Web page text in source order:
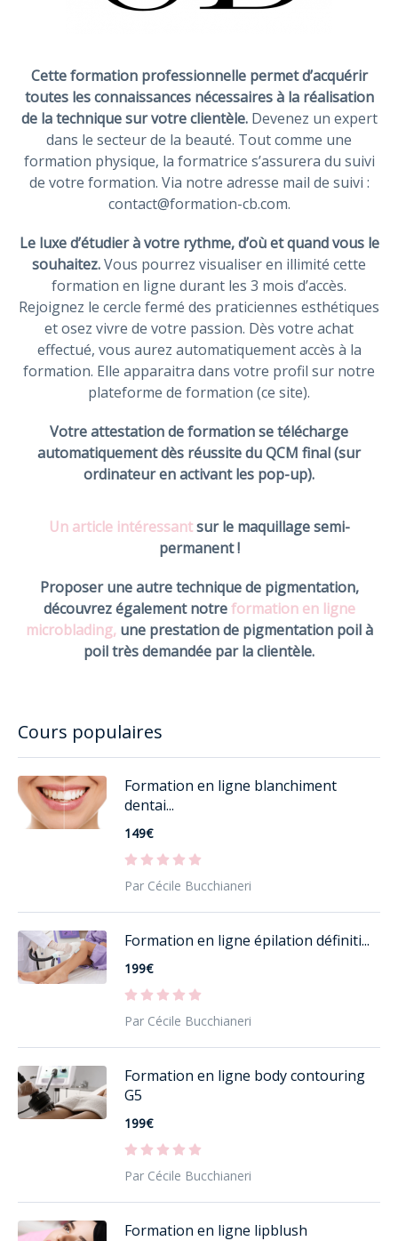
Cette formation professionnelle permet d’acquérir
toutes les connaissances nécessaires à la réalisation
de la technique sur votre clientèle.Devenez un expert
dans le secteur de la beauté. Tout comme une
formation physique, la formatrice s’assurera du suivi
de votre formation. Via notre adresse mail de suivi :
contact@formation-cb.com.
Le luxe d’étudier à votre rythme, d’où et quand vous le
souhaitez.Vous pourrez visualiser en illimité cette
formation en ligne durant les 3 mois d’accès.
Rejoignez le cercle fermé des praticiennes esthétiques
et osez vivre de votre passion. Dès votre achat
effectué, vous aurez automatiquement accès à la
formation. Elle apparaitra dans votre profil sur notre
plateforme de formation (ce site).
Votre attestation de formation se télécharge
automatiquement dès réussite du QCM final (sur
ordinateur en activant les pop-up).
Un article intéressantsur le maquillage semi-
permanent !
Proposer une autre technique de pigmentation,
découvrez également notreformation en ligne
microblading, une prestation de pigmentation poil à
poil très demandée par la clientèle.
Cours populaires
Formation en ligne blanchiment
dentai...
149€
Par Cécile Bucchianeri
Formation en ligne épilation définiti...
199€
Par Cécile Bucchianeri
Formation en ligne body contouring
G5
199€
Par Cécile Bucchianeri
Formation en ligne lipblush